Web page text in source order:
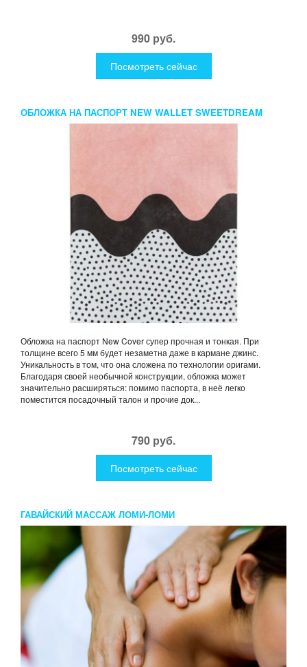
990 руб.
Посмотреть сейчас
ОБЛОЖКА НА ПАСПОРТ NEW WALLET SWEETDREAM
(МАТЕРИАЛ TYVEK)
Обложка на паспорт New Cover супер прочная и тонкая. При
толщине всего 5 мм будет незаметна даже в кармане джинс.
Уникальность в том, что она сложена по технологии оригами.
Благодаря своей необычной конструкции, обложка может
значительно расширяться: помимо паспорта, в неё легко
поместится посадочный талон и прочие док...
790 руб.
Посмотреть сейчас
ГАВАЙСКИЙ МАССАЖ ЛОМИ-ЛОМИ